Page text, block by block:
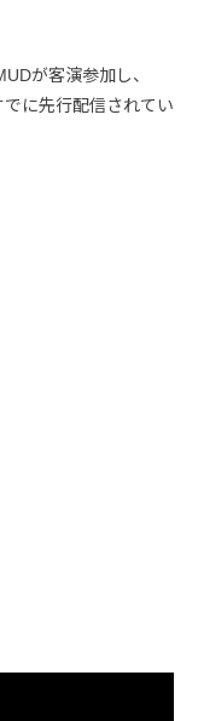
が客演参加し、
に先行配信されてい